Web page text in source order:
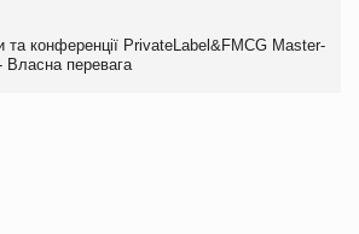
та конференції PrivateLabel&FMCG Master-
перевага